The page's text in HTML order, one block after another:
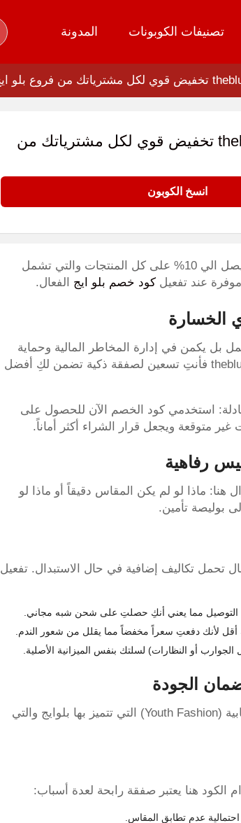
تصنيفات الكوبونات المدونة
كود خصم theblueage تخفيض قوي لكل مشترياتك من
انسخ الكوبون
طبق كود خصم theblueage 2026 (GOLD1) وتمتع بخصم كبير يصل الي 10% على كل المنتجات والتي تشمل
عند تفعيل كود خصم بلو ايج الفعال.
بل يكمن في إدارة المخاطر المالية وحماية
ميزانيتك من التكاليف الخفية. عندما تبحثين عن كود خصم theblueage فأنتِ تسعين لصفقة ذكية تضمن لكِ أفضل
استخدمي كود الخصم الآن للحصول على
رفاهية
هنا: ماذا لو لم يكن المقاس دقيقاً أو ماذا لو
بوليصة تأمين.
تحمل تكاليف إضافية في حال الاستبدال. تفعيل
أقل لأنك دفعتِ سعراً مخفضاً مما يقلل من شعور الندم.
أو النظارات) لسلتك بنفس الميزانية الأصلية.
لتطبيق مبدأ التسوق الآمن يُفضل التركيز على فئات الأزياء الشبابية (Youth Fashion) التي تتميز بها بلوايج والتي
الكود هنا يعتبر صفقة رابحة لعدة أسباب: